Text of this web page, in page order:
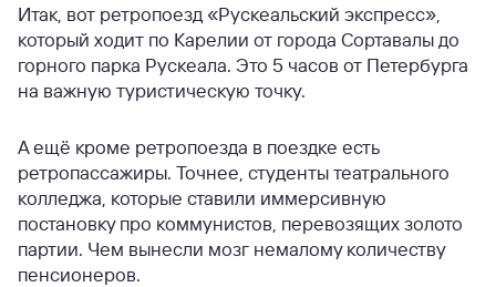
Итак, вот ретропоезд «Рускеальский экспресс»,
который ходит по Карелии от города Сортавалы до
горного парка Рускеала. Это 5 часов от Петербурга
на важную туристическую точку.
А ещё кроме ретропоезда в поездке есть
ретропассажиры. Точнее, студенты театрального
колледжа, которые ставили иммерсивную
постановку про коммунистов, перевозящих золото
партии. Чем вынесли мозг немалому количеству
пенсионеров.